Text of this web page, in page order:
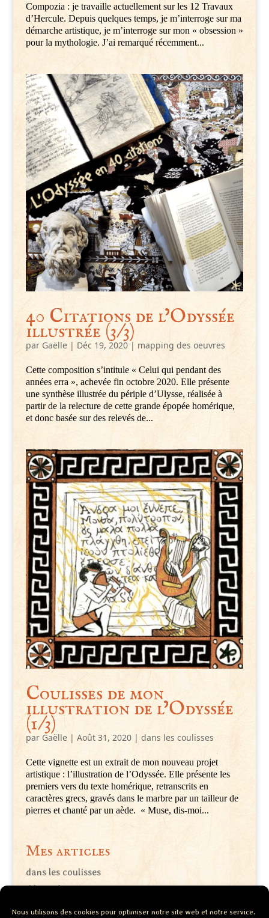
Nous utilisons des cookies pour optimiser notre site web et notre service.
Compozia : je travaille actuellement sur les 12 Travaux
d’Hercule. Depuis quelques temps, je m’interroge sur ma
démarche artistique, je m’interroge sur mon « obsession »
pour la mythologie. J’ai remarqué récemment...
40 Citations de l’Odyssée
illustrée (3/3)
par Gaëlle| Déc 19, 2020| mapping des oeuvres
Cette composition s’intitule « Celui qui pendant des
années erra », achevée fin octobre 2020. Elle présente
une synthèse illustrée du périple d’Ulysse, réalisée à
partir de la relecture de cette grande épopée homérique,
et donc basée sur des relevés de...
Coulisses de mon
illustration de l’Odyssée
(1/3)
par Gaëlle| Août 31, 2020| dans les coulisses
Cette vignette est un extrait de mon nouveau projet
artistique : l’illustration de l’Odyssée. Elle présente les
premiers vers du texte homérique, retranscrits en
caractères grecs, gravés dans le marbre par un tailleur de
pierres et chanté par un aède. « Muse, dis-moi...
Mes articles
dans les coulisses
démarche artistique